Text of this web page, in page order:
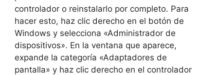
controlador o reinstalarlo por completo. Para
hacer esto, haz clic derecho en el botón de
Windows y selecciona «Administrador de
dispositivos». En la ventana que aparece,
expande la categoría «Adaptadores de
pantalla» y haz clic derecho en el controlador